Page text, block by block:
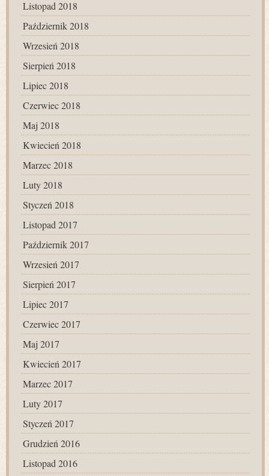
Listopad 2018
Październik 2018
Wrzesień 2018
Sierpień 2018
Lipiec 2018
Czerwiec 2018
Maj 2018
Kwiecień 2018
Marzec 2018
Luty 2018
Styczeń 2018
Listopad 2017
Październik 2017
Wrzesień 2017
Sierpień 2017
Lipiec 2017
Czerwiec 2017
Maj 2017
Kwiecień 2017
Marzec 2017
Luty 2017
Styczeń 2017
Grudzień 2016
Listopad 2016